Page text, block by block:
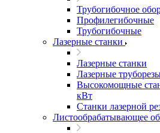
Трубогибочное
Профилегибочные
Трубогибочные
Лазерные станки
Лазерные станки
Лазерные
Высокомощные
кВт
Станки лазерной
Листообрабатывающее